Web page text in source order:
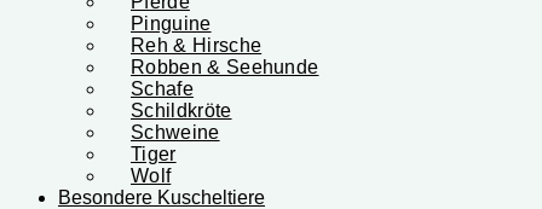
Pinguine
Reh & Hirsche
Robben & Seehunde
Schafe
Schildkröte
Schweine
Tiger
Wolf
Besondere Kuscheltiere